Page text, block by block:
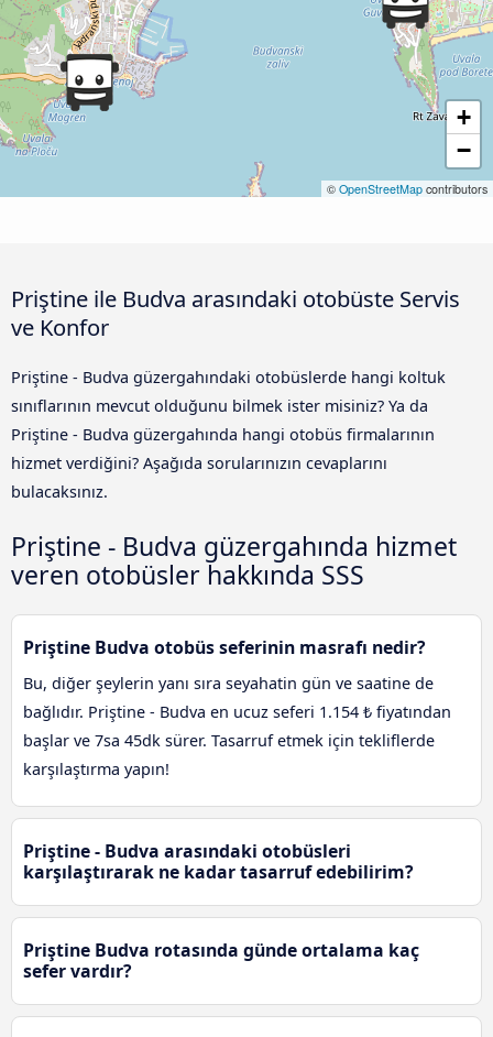
+
−
© OpenStreetMap contributors
Priştine ile Budva arasındaki otobüste Servis
ve Konfor
Priştine - Budva güzergahındaki otobüslerde hangi koltuk
sınıflarının mevcut olduğunu bilmek ister misiniz? Ya da
Priştine - Budva güzergahında hangi otobüs firmalarının
hizmet verdiğini? Aşağıda sorularınızın cevaplarını
bulacaksınız.
Priştine - Budva güzergahında hizmet
veren otobüsler hakkında SSS
Priştine Budva otobüs seferinin masrafı nedir?
Bu, diğer şeylerin yanı sıra seyahatin gün ve saatine de
bağlıdır. Priştine - Budva en ucuz seferi 1.154 ₺ fiyatından
başlar ve 7sa 45dk sürer. Tasarruf etmek için tekliflerde
karşılaştırma yapın!
Priştine - Budva arasındaki otobüsleri
karşılaştırarak ne kadar tasarruf edebilirim?
Priştine Budva rotasında günde ortalama kaç
sefer vardır?